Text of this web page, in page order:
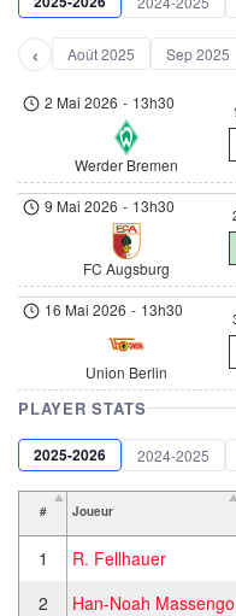
‹ Août 2025 Sep 2025
2 Mai 2026 - 13h30
Werder Bremen
9 Mai 2026 - 13h30
FC Augsburg
16 Mai 2026 - 13h30
Union Berlin
PLAYER STATS
2025-2026 2024-2025
# Joueur
1 R. Fellhauer
2
Han-Noah Massengo